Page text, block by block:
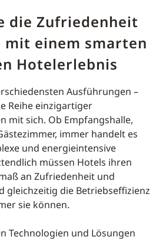
die Zufriedenheit
mit einem smarten
Hotelerlebnis
Ausführungen –
Reihe einzigartiger
mit sich. Ob Empfangshalle,
immer handelt es
und energieintensive
müssen Hotels ihren
an Zufriedenheit und
gleichzeitig die Betriebseffizienz
sie können.
Technologien und Lösungen